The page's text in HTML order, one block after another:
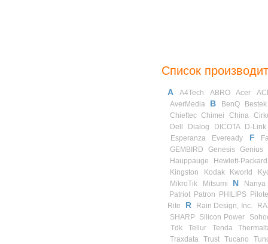
Список
A A4Tech ABRO Acer
AverMedia
B BenQ
Bestek
Chieftec Chimei China
Dell
Dialog DICOTA
D-Link
Esperanza
Eveready F
GEMBIRD
Genesis Genius
Hauppauge
Hewlett-Packard
Kingston
Kodak Kworld
MikroTik
Mitsumi N
Nanya
Patriot Patron PHILIPS
Rite
R Rain Design, Inc.
SHARP Silicon Power
Tdk
Tellur Tenda
Traxdata Trust Tucano